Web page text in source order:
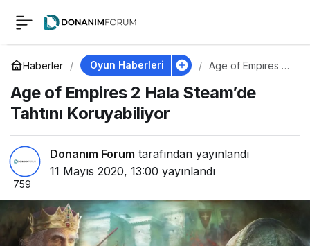
Haberler Oyun Haberleri
Age of Empires 2
Tahtını
Koruyabiliyor
Age of Empires 2 Hala Steam’de
Tahtını Koruyabiliyor
Donanım Forum tarafından yayınlandı
11 Mayıs 2020, 13:00 yayınlandı
759
Age of Empires 2
Hala Steam’de Tahtını
Koruyabiliyor